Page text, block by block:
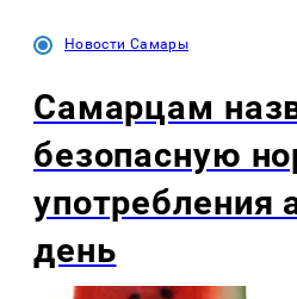
Новости Самары
Самарцам
безопасную
употребления
день